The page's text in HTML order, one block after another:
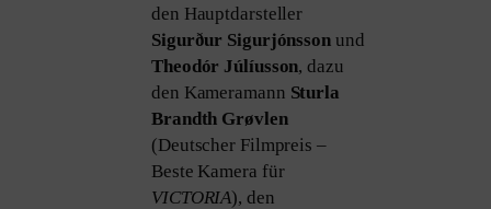
den Hauptdarsteller
Sigurður Sigurjónssonund
Theodór Júlíusson, dazu
den Kameramann Sturla
Brandth Grøvlen
(Deutscher Filmpreis –
Beste Kamera für
VICTORIA), den